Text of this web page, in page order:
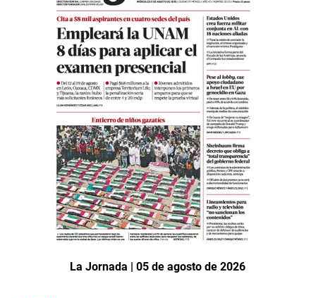
La Jornada | 05 de agosto de 2026